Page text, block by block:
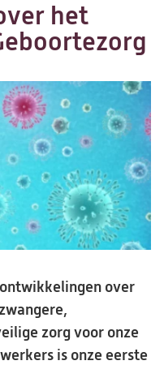
het
over
zorg voor onze
is onze eerste